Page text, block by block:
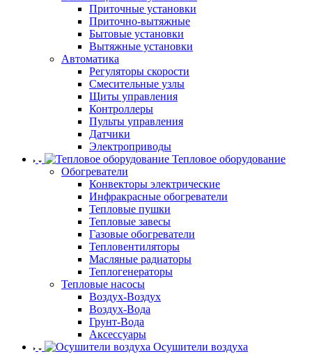
Приточные установки
Приточно-вытяжные
Бытовые установки
Вытяжные установки
Автоматика
Регуляторы скорости
Смесительные узлы
Щиты управления
Контроллеры
Пульты управления
Датчики
Электроприводы
Тепловое оборудование
Обогреватели
Конвекторы электрические
Инфракрасные обогреватели
Тепловые пушки
Тепловые завесы
Газовые обогреватели
Тепловентиляторы
Масляные радиаторы
Теплогенераторы
Тепловые насосы
Воздух-Воздух
Воздух-Вода
Грунт-Вода
Аксессуары
Осушители воздуха